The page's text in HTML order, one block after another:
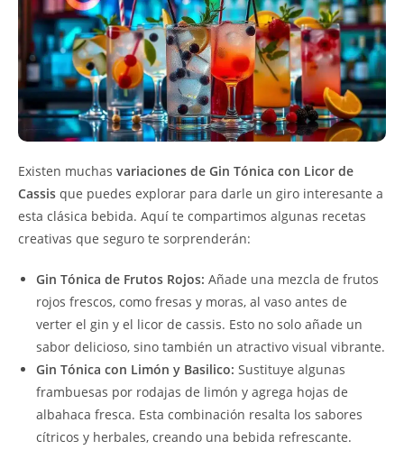
Existen muchas variaciones de Gin Tónica con Licor de
Cassis que puedes explorar para darle un giro interesante a
esta clásica bebida. Aquí te compartimos algunas recetas
creativas que seguro te sorprenderán:
Gin Tónica de Frutos Rojos: Añade una mezcla de frutos
rojos frescos, como fresas y moras, al vaso antes de
verter el gin y el licor de cassis. Esto no solo añade un
sabor delicioso, sino también un atractivo visual vibrante.
Gin Tónica con Limón y Basilico: Sustituye algunas
frambuesas por rodajas de limón y agrega hojas de
albahaca fresca. Esta combinación resalta los sabores
cítricos y herbales, creando una bebida refrescante.